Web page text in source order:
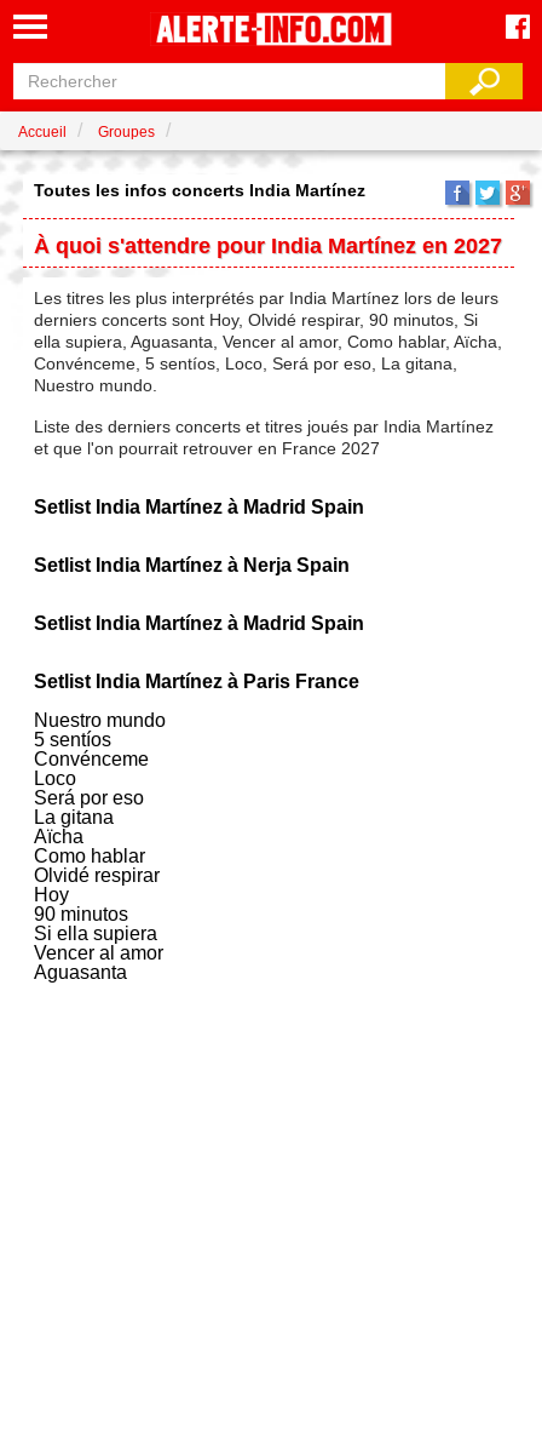
Accueil Groupes
Toutes les infos concerts India Martínez
À quoi s'attendre pour India Martínez en 2027
Les titres les plus interprétés par India Martínez lors de leurs
derniers concerts sont Hoy, Olvidé respirar, 90 minutos, Si
ella supiera, Aguasanta, Vencer al amor, Como hablar, Aïcha,
Convénceme, 5 sentíos, Loco, Será por eso, La gitana,
Nuestro mundo.
Liste des derniers concerts et titres joués par India Martínez
et que l'on pourrait retrouver en France 2027
Setlist India Martínez à Madrid Spain
Setlist India Martínez à Nerja Spain
Setlist India Martínez à Madrid Spain
Setlist India Martínez à Paris France
Nuestro mundo
5 sentíos
Convénceme
Loco
Será por eso
La gitana
Aïcha
Como hablar
Olvidé respirar
Hoy
90 minutos
Si ella supiera
Vencer al amor
Aguasanta